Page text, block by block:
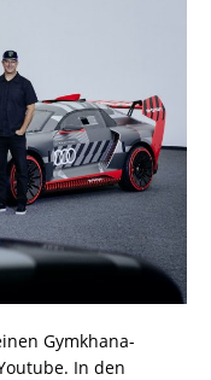
Gymkhana-
In den